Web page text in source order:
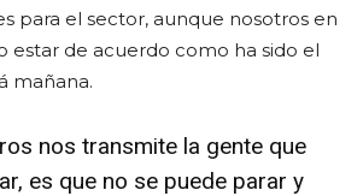
para el sector, aunque nosotros en
estar de acuerdo como ha sido el
mañana.
nos transmite la gente que
es que no se puede parar y